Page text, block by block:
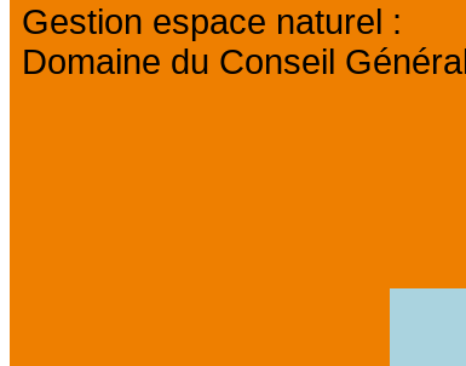
Gestion espace naturel :
Domaine du Conseil